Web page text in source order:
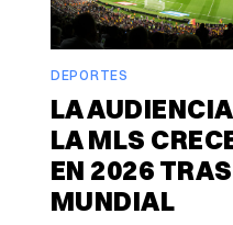
DEPORTES
LA
LA MLS
EN 2026
MUNDIAL